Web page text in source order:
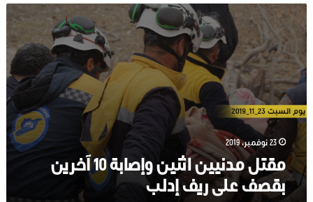
اثنين
وإصابة
10
آخرين
بقصف
على
إدلب
23 نوفمبر، 2019
مقتل مدنيين اثنين وإصابة 10 آخرين
بقصف على ريف إدلب